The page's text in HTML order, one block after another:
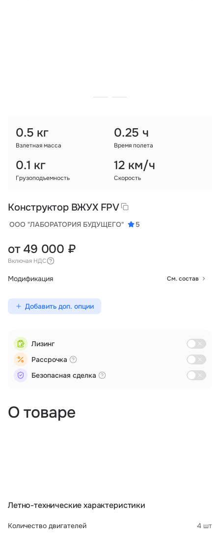
0.5 кг
Взлетная масса
0.25 ч
Время полета
0.1 кг
Грузоподъемность
12 км/ч
Скорость
О товаре
Летно-технические характеристики
Количество двигателей 4 шт
Конструктор ВЖУХ FPV
ООО "ЛАБОРАТОРИЯ БУДУЩЕГО" 5
от 49 000 ₽
Включая НДС
Модификация См. состав
Добавить доп. опции
Лизинг
Рассрочка
Безопасная сделка